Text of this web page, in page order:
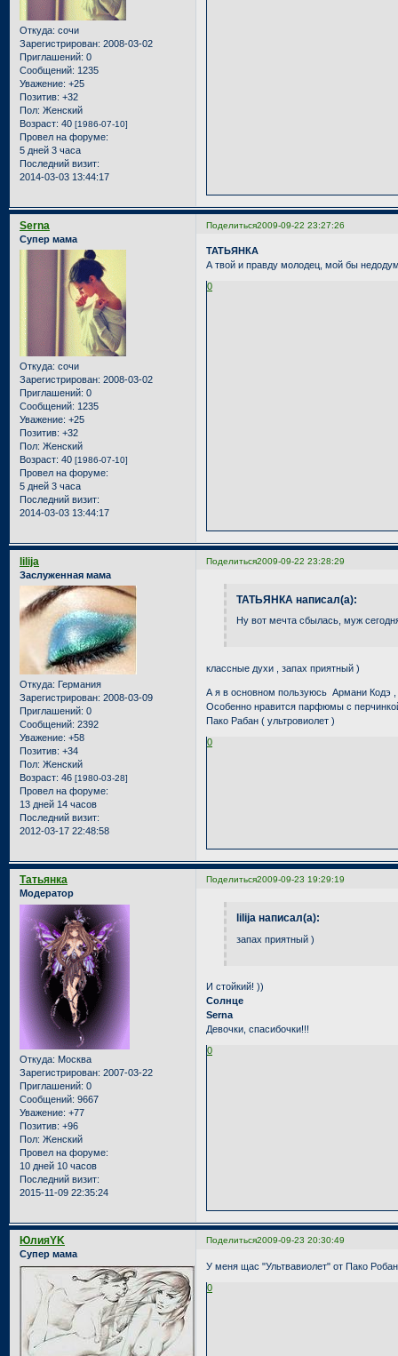
Откуда: сочи
Зарегистрирован: 2008-03-02
Приглашений: 0
Сообщений: 1235
Уважение: +25
Позитив: +32
Пол: Женский
Возраст: 40 [1986-07-10]
Провел на форуме:
5 дней 3 часа
Последний визит:
2014-03-03 13:44:17
Поделиться2009-09-22 23:27:26
Serna
Супер мама
Откуда: сочи
Зарегистрирован: 2008-03-02
Приглашений: 0
Сообщений: 1235
Уважение: +25
Позитив: +32
Пол: Женский
Возраст: 40 [1986-07-10]
Провел на форуме:
5 дней 3 часа
Последний визит:
2014-03-03 13:44:17
ТАТЬЯНКА
А твой и правду молодец, мой бы
0
Поделиться2009-09-22 23:28:29
lilija
Заслуженная мама
Откуда: Германия
Зарегистрирован: 2008-03-09
Приглашений: 0
Сообщений: 2392
Уважение: +58
Позитив: +34
Пол: Женский
Возраст: 46 [1980-03-28]
Провел на форуме:
13 дней 14 часов
Последний визит:
2012-03-17 22:48:58
ТАТЬЯНКА написал(а):
Ну вот мечта сбылась, муж
классные духи , запах приятный )
А я в основном пользуюсь Армани Кодэ
Особенно нравится парфюмы с
Пако Рабан ( ультровиолет )
0
Поделиться2009-09-23 19:29:19
Татьянка
Модератор
Откуда: Москва
Зарегистрирован: 2007-03-22
Приглашений: 0
Сообщений: 9667
Уважение: +77
Позитив: +96
Пол: Женский
Провел на форуме:
10 дней 10 часов
Последний визит:
2015-11-09 22:35:24
lilija написал(а):
запах приятный )
И стойкий! ))
Солнце
Serna
Девочки, спасибочки!!!
0
Поделиться2009-09-23 20:30:49
ЮлияYK
Супер мама
У меня щас "Ультвавиолет" от Пако
0